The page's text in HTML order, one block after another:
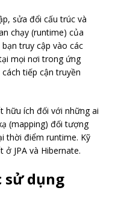
sửa đổi cấu trúc và
chạy (runtime) của
truy cập vào các
mọi nơi trong ứng
tiếp cận truyền
hữu ích đối với những ai
(mapping) đối tượng
thời điểm runtime. Kỹ
JPA và Hibernate.
sử dụng